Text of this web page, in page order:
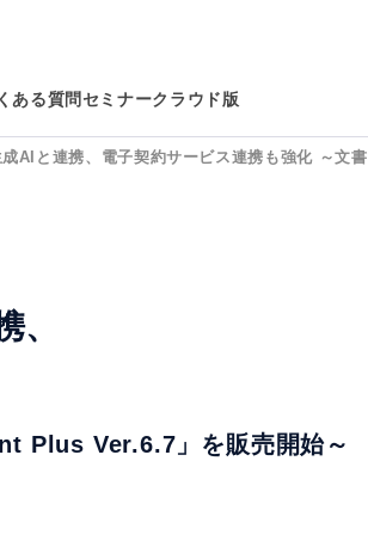
ある質問セミナークラウド版
AIと連携、電子契約サービス連携も強化 ～文
Plus Ver.6.7」を販売開始～